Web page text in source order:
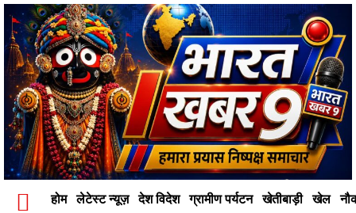
होम लेटेस्ट न्यूज़ देश विदेश ग्रामीण पर्यटन खेतीबाड़ी खेल